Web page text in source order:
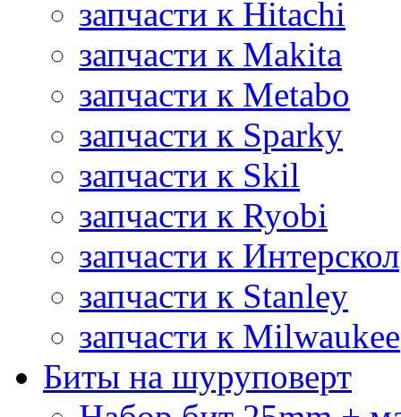
запчасти к Hitachi
запчасти к Makita
запчасти к Metabo
запчасти к Sparky
запчасти к Skil
запчасти к Ryobi
запчасти к Интерскол
запчасти к Stanley
запчасти к Milwaukee
Биты на шуруповерт